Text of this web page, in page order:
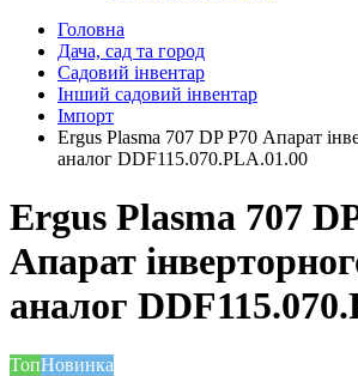
Головна
Дача, сад та город
Садовий інвентар
Інший садовий інвентар
Імпорт
Ergus Plasma 707 DP P70 Апарат
аналог DDF115.070.PLA.01.00
Ergus Plasma 707
Апарат
аналог
ТопНовинка